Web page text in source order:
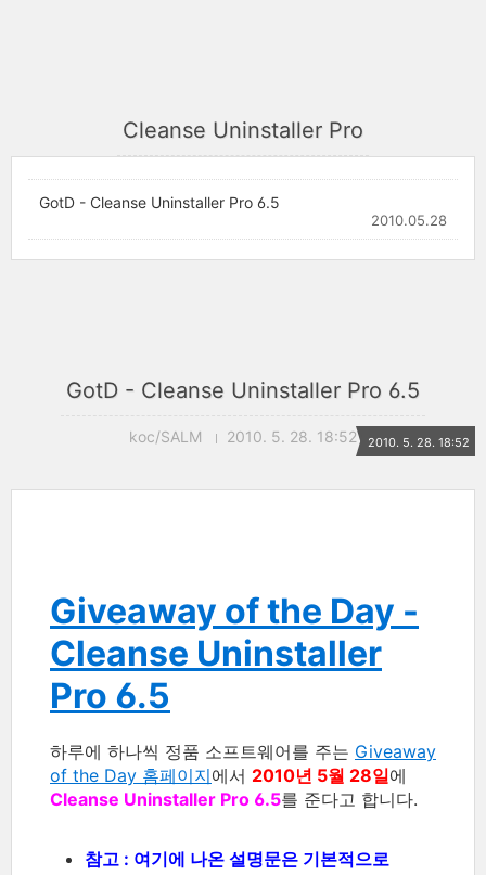
Cleanse Uninstaller Pro
GotD - Cleanse Uninstaller Pro 6.5
2010.05.28
GotD - Cleanse Uninstaller Pro 6.5
koc/SALM 2010. 5. 28. 18:52 2010. 5. 28. 18:52
Giveaway of the Day -
Cleanse Uninstaller
Pro 6.5
하루에 하나씩 정품 소프트웨어를 주는 Giveaway
of the Day 홈페이지에서 2010년 5월 28일에
Cleanse Uninstaller Pro 6.5를 준다고 합니다.
참고 : 여기에 나온 설명문은 기본적으로